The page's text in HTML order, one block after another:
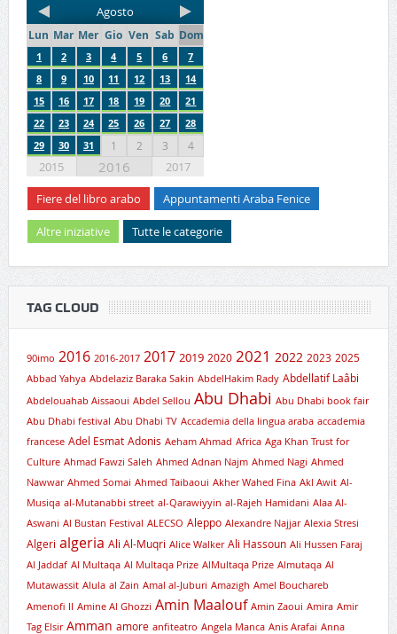
Agosto
Lun Mar Mer Gio Ven Sab Dom
1 2 3 4 5 6
7
8
9 10 11 12 13
14
15
16 17 18 19 20
21
22
23 24 25 26 27
28
29
30 31 1 2 3 4
2015 2016
2017
Fiere del libro arabo
Appuntamenti Araba Fenice
Altre iniziative Tutte le categorie
TAG CLOUD
90imo 2016 2016-2017 2017 2019 2020 2021 2022 2023 2025
Abbad Yahya Abdelaziz Baraka Sakin AbdelHakim Rady Abdellatif Laâbi
Abdelouahab Aissaoui Abdel Sellou Abu Dhabi Abu Dhabi book fair
Abu Dhabi festival Abu Dhabi TV Accademia della lingua araba accademia
francese Adel Esmat Adonis Aeham Ahmad Africa Aga Khan Trust for
Culture Ahmad Fawzi Saleh Ahmed Adnan Najm Ahmed Nagi Ahmed
Nawwar Ahmed Somai Ahmed Taibaoui Akher Wahed Fina Akl Awit Al-
Musiqa al-Mutanabbi street al-Qarawiyyin al-Rajeh Hamidani Alaa Al-
Aswani Al Bustan Festival ALECSO Aleppo Alexandre Najjar Alexia Stresi
Algeri algeria Ali Al-Muqri Alice Walker Ali Hassoun Ali Hussen Faraj
Al Jaddaf Al Multaqa Al Multaqa Prize AlMultaqa Prize Almutaqa Al
Mutawassit Alula al Zain Amal al-Juburi Amazigh Amel Bouchareb
Amenofi II Amine Al Ghozzi Amin Maalouf Amin Zaoui Amira Amir
Tag Elsir Amman amore anfiteatro Angela Manca Anis Arafai Anna